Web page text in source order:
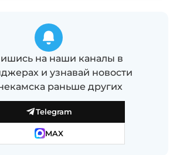
на наши каналы в
и узнавай новости
раньше других
Telegram
MAX